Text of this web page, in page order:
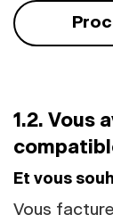
1.2. Vous
Et vous
Vous